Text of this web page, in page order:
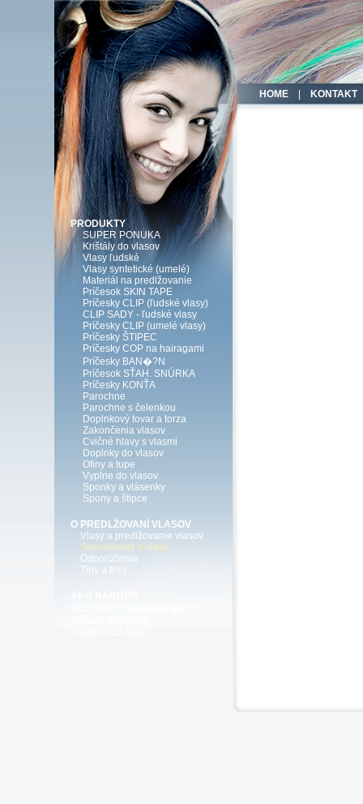
HOME| KONTAKT
PRODUKTY
SUPER PONUKA
Krištály do vlasov
Vlasy ľudské
Vlasy syntetické (umelé)
Materiál na predlžovanie
Príčesok SKIN TAPE
Príčesky CLIP (ľudské vlasy)
CLIP SADY - ľudské vlasy
Príčesky CLIP (umelé vlasy)
Príčesky ŠTIPEC
Príčesky COP na hairagami
Príčesky BAN�?N
Príčesok SŤAH. SNÚRKA
Príčesky KONŤA
Parochne
Parochne s čelenkou
Doplnkový tovar a torza
Zakončenia vlasov
Cvičné hlavy s vlasmi
Doplnky do vlasov
Ofiny a tupe
Vyplne do vlasov
Sponky a vlásenky
Spony a štipce
O PREDLŽOVANÍ VLASOV
Vlasy a predlžovanie vlasov
Starostlivosť o vlasy
Odporúčania
Tipy a triky